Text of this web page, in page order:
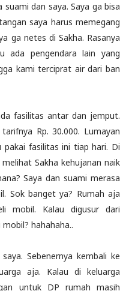
dan saya. Saya ga bisa
saya harus memegang
ga netes di Sakha. Rasanya
ada pengendara lain yang
kami terciprat air dari ban
fasilitas antar dan jemput.
Rp. 30.000. Lumayan
fasilitas ini tiap hari. Di
Sakha kehujanan naik
Saya dan suami merasa
Sok banget ya? Rumah aja
mobil. Kalau digusur dari
hahahaha..
Sebenernya kembali ke
aja. Kalau di keluarga
untuk DP rumah masih